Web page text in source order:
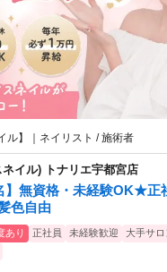
】 ｜ ネイリスト / 施術者
イル) トナリエ宇都宮店
】無資格・未経験OK★正
色自由
あり 正社員 未経験歓迎
大手サロ